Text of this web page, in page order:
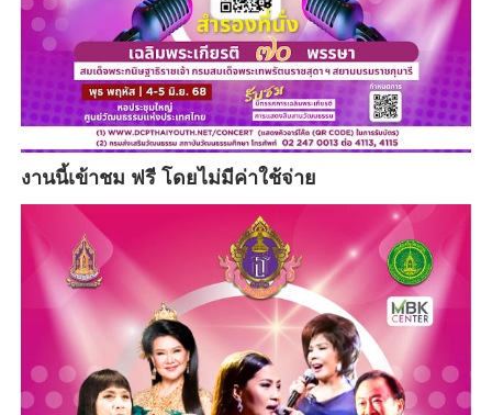
งานนี้เข้าชม ฟรี โดยไม่มีค่าใช้จ่าย